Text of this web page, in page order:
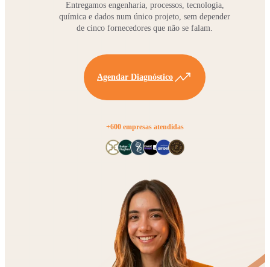
Entregamos engenharia, processos, tecnologia,
química e dados num único projeto, sem depender
de cinco fornecedores que não se falam.
Agendar Diagnóstico
+600 empresas atendidas